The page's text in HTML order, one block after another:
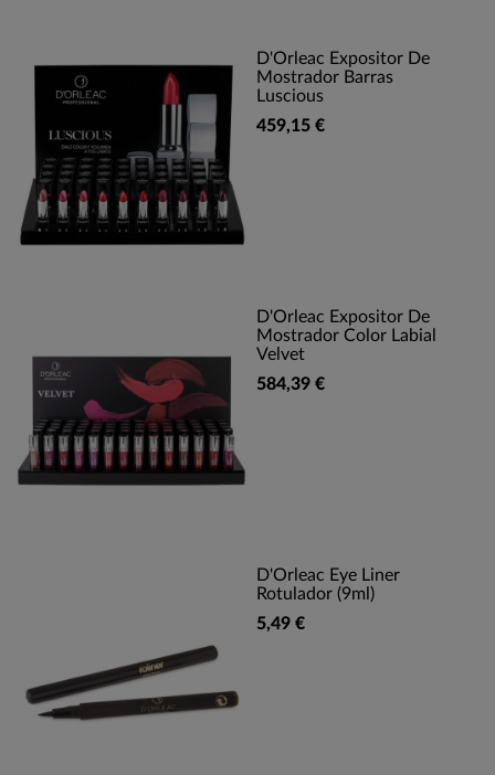
D'Orleac Expositor De
Mostrador Barras
Luscious
459,15 €
D'Orleac Expositor De
Mostrador Color Labial
Velvet
584,39 €
D'Orleac Eye Liner
Rotulador (9ml)
5,49 €